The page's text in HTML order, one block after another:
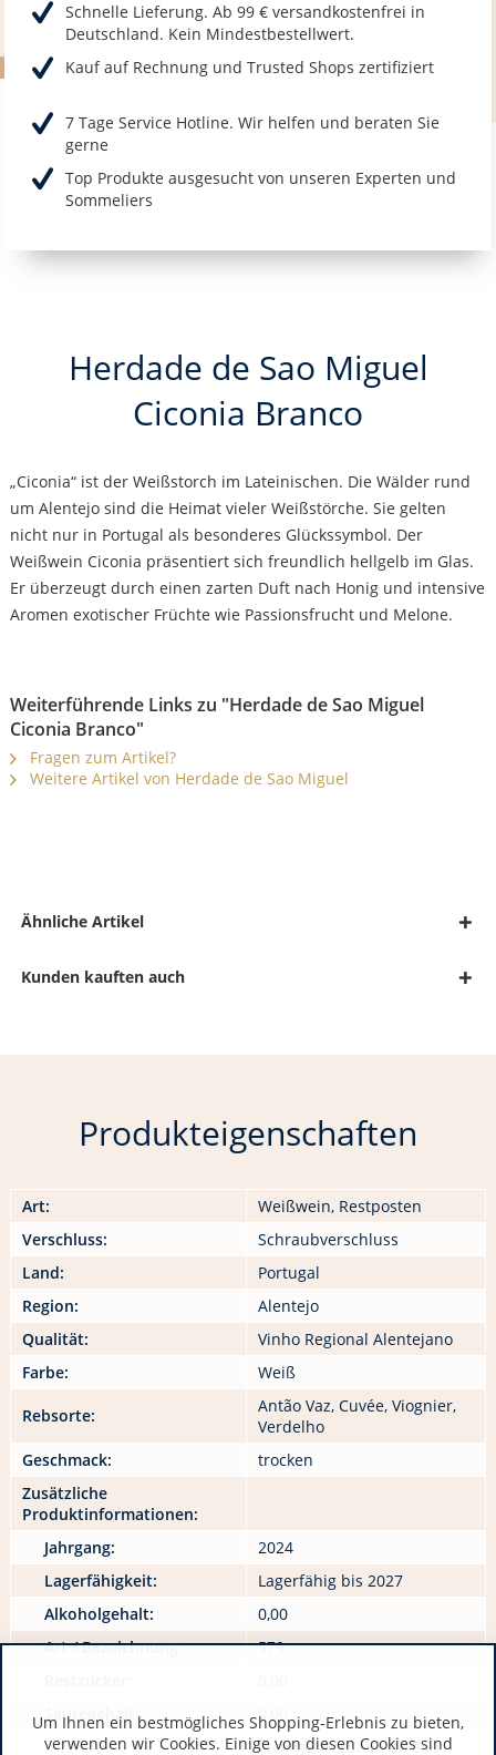
Schnelle Lieferung. Ab 99 € versandkostenfrei in
Deutschland. Kein Mindestbestellwert.
Kauf auf Rechnung und Trusted Shops zertifiziert
7 Tage Service Hotline. Wir helfen und beraten Sie
gerne
Top Produkte ausgesucht von unseren Experten und
Sommeliers
Herdade de Sao Miguel
Ciconia Branco
„Ciconia“ ist der Weißstorch im Lateinischen. Die Wälder rund
um Alentejo sind die Heimat vieler Weißstörche. Sie gelten
nicht nur in Portugal als besonderes Glückssymbol. Der
Weißwein Ciconia präsentiert sich freundlich hellgelb im Glas.
Er überzeugt durch einen zarten Duft nach Honig und intensive
Aromen exotischer Früchte wie Passionsfrucht und Melone.
Weiterführende Links zu "Herdade de Sao Miguel
Ciconia Branco"
Fragen zum Artikel?
Weitere Artikel von Herdade de Sao Miguel
Ähnliche Artikel
Kunden kauften auch
Produkteigenschaften
Art:
Weißwein, Restposten
Verschluss:
Schraubverschluss
Land:
Portugal
Region:
Alentejo
Qualität:
Vinho Regional Alentejano
Farbe:
Weiß
Rebsorte:
Antão Vaz, Cuvée, Viognier,
Verdelho
Geschmack:
trocken
Zusätzliche
Produktinformationen:
Jahrgang:
2024
Lagerfähigkeit:
Lagerfähig bis 2027
Alkoholgehalt:
0,00
Art / Bezeichnung:
579
Säuregehalt:
0,00
WeingutHerdade de Sao
Um Ihnen ein bestmögliches Shopping-Erlebnis zu bieten,
verwenden wir Cookies. Einige von diesen Cookies sind